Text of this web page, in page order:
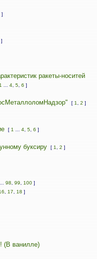
]
]
ракеты-носитей
1 4 5 6 ]
[ 1 2 ]
[ 1 4 5 6 ]
буксиру
[ 1 2 ]
98 99 100 ]
17 18 ]
(В ванилле)